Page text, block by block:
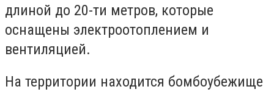
длиной до 20-ти метров, которые
оснащены электроотоплением и
вентиляцией.
На территории находится бомбоубежище